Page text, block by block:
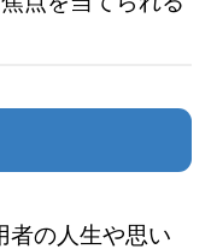
者の人生や思い